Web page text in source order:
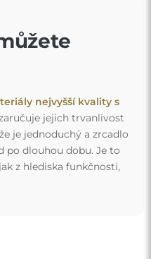
nejvyšší kvality s
jejich trvanlivost
je jednoduchý a zrcadlo
po dlouhou dobu. Je to
z hlediska funkčnosti,